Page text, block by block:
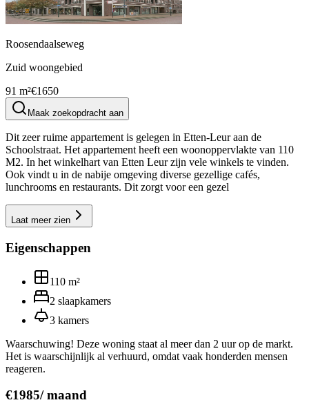
Roosendaalseweg
Zuid woongebied
91 m²€1650
Maak zoekopdracht aan
Dit zeer ruime appartement is gelegen in Etten-Leur aan de
Schoolstraat. Het appartement heeft een woonoppervlakte van 110
M2. In het winkelhart van Etten Leur zijn vele winkels te vinden.
Ook vindt u in de nabije omgeving diverse gezellige cafés,
lunchrooms en restaurants. Dit zorgt voor een gezel
Laat meer zien
Eigenschappen
110 m²
2 slaapkamers
3 kamers
Waarschuwing! Deze woning staat al meer dan 2 uur op de markt.
Het is waarschijnlijk al verhuurd, omdat vaak honderden mensen
reageren.
€1985/maand